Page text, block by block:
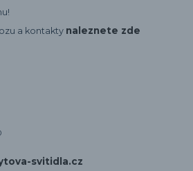
a kontakty naleznete zde
svitidla.cz